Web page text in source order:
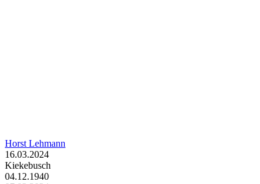
Horst Lehmann
16.03.2024
Kiekebusch
04.12.1940